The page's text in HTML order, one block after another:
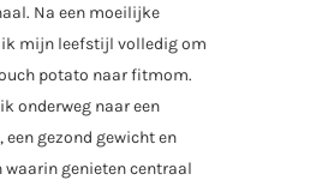
Na een moeilijke
mijn leefstijl volledig om
potato naar fitmom.
onderweg naar een
een gezond gewicht en
waarin genieten centraal